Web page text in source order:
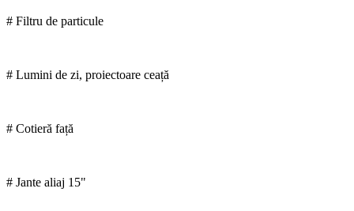
# Filtru de particule
# Lumini de zi, proiectoare ceață
# Cotieră față
# Jante aliaj 15"